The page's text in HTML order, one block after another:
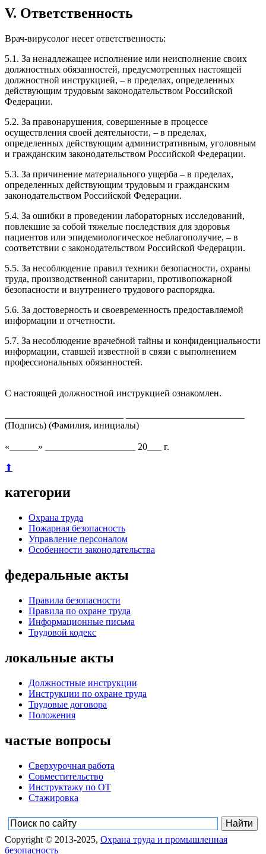
V. Ответственность
Врач-вирусолог несет ответственность:
5.1. За ненадлежащее исполнение или неисполнение своих
должностных обязанностей, предусмотренных настоящей
должностной инструкцией, – в пределах, определенных
действующим трудовым законодательством Российской
Федерации.
5.2. За правонарушения, совершенные в процессе
осуществления своей деятельности, – в пределах,
определенных действующим административным, уголовным
и гражданским законодательством Российской Федерации.
5.3. За причинение материального ущерба – в пределах,
определенных действующим трудовым и гражданским
законодательством Российской Федерации.
5.4. За ошибки в проведении лабораторных исследований,
повлекшие за собой тяжелые последствия для здоровья
пациентов или эпидемиологическое неблагополучие, – в
соответствии с законодательством Российской Федерации.
5.5. За несоблюдение правил техники безопасности, охраны
труда, производственной санитарии, противопожарной
безопасности и внутреннего трудового распорядка.
5.6. За достоверность и своевременность предоставляемой
информации и отчетности.
5.7. За несоблюдение врачебной тайны и конфиденциальности
информации, ставшей известной в связи с выполнением
профессиональных обязанностей.
С настоящей должностной инструкцией ознакомлен.
(Подпись) (Фамилия, инициалы)
«______» ___________________ 20___ г.
⬆
категории
Охрана труда
Пожарная безопасность
Управление персоналом
Особенности законодательства
федеральные акты
Правила безопасности
Правила по охране труда
Информационные письма
Трудовой кодекс
локальные акты
Должностные инструкции
Инструкции по охране труда
Трудовые договора
Положения
частые вопросы
Сверхурочная работа
Совместительство
Инструктажу по ОТ
Стажировка
Copyright © 2013-2025, Охрана труда и промышленная
безопасность